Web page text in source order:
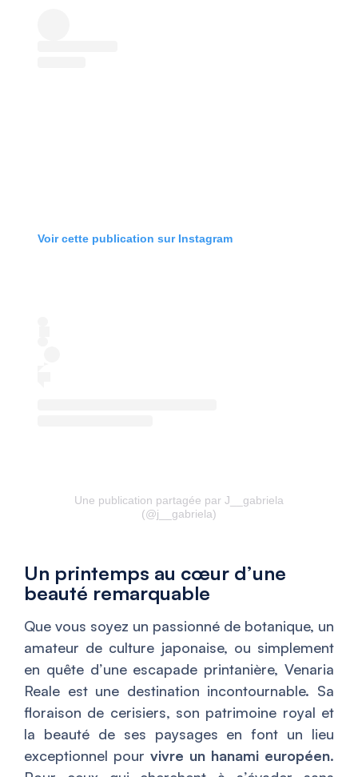
Voir cette publication sur Instagram
Une publication partagée par J__gabriela
(@j__gabriela)
Un printemps au cœur d’une
beauté remarquable
Que vous soyez un passionné de botanique, un
amateur de culture japonaise, ou simplement
en quête d’une escapade printanière, Venaria
Reale est une destination incontournable. Sa
floraison de cerisiers, son patrimoine royal et
la beauté de ses paysages en font un lieu
exceptionnel pour vivre un hanami européen.